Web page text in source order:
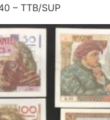
– TTB/SUP